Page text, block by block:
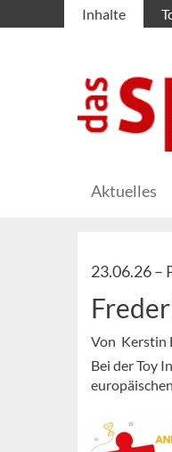
Inhalte
Aktuelles
23.06.26 –
Von Kerstin
Bei der Toy